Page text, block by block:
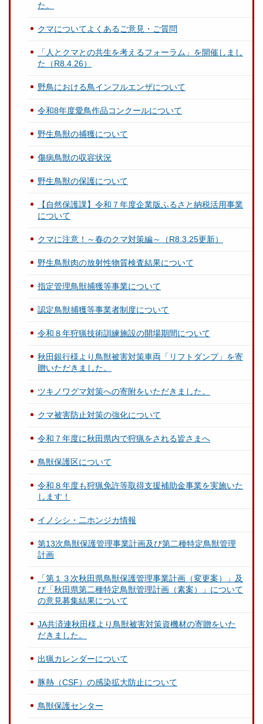
た。
クマについてよくあるご意見・ご質問
「人とクマとの共生を考えるフォーラム」を開催しまし
た（R8.4.26）
野鳥における鳥インフルエンザについて
令和8年度愛鳥作品コンクールについて
野生鳥獣の捕獲について
傷病鳥獣の収容状況
野生鳥獣の保護について
【自然保護課】令和７年度企業版ふるさと納税活用事業
について
クマに注意！～春のクマ対策編～（R8.3.25更新）
野生鳥獣肉の放射性物質検査結果について
指定管理鳥獣捕獲等事業について
認定鳥獣捕獲等事業者制度について
令和８年狩猟技術訓練施設の開場期間について
秋田銀行様より鳥獣被害対策車両「リフトダンプ」を寄
贈いただきました。
ツキノワグマ対策への寄附をいただきました。
クマ被害防止対策の強化について
令和７年度に秋田県内で狩猟をされる皆さまへ
鳥獣保護区について
令和８年度も狩猟免許等取得支援補助金事業を実施いた
します！
イノシシ・二ホンジカ情報
第13次鳥獣保護管理事業計画及び第二種特定鳥獣管理
計画
「第１３次秋田県鳥獣保護管理事業計画（変更案）」及
び「秋田県第二種特定鳥獣管理計画（素案）」について
の意見募集結果について
JA共済連秋田様より鳥獣被害対策資機材の寄贈をいた
だきました。
出猟カレンダーについて
豚熱（CSF）の感染拡大防止について
鳥獣保護センター